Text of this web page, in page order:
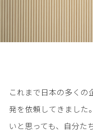
これまで日本の多くの
発を依頼してきました
いと思っても、自分た